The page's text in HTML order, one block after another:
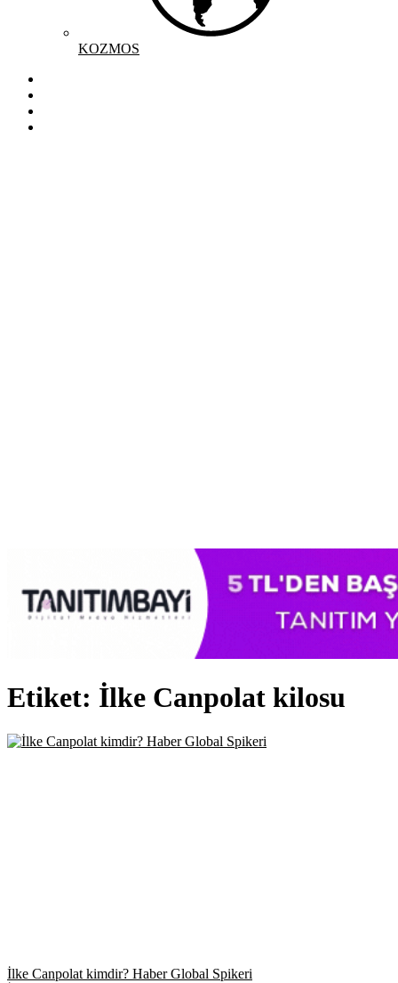
KOZMOS
Etiket: İlke Canpolat kilosu
İlke Canpolat kimdir? Haber Global Spikeri